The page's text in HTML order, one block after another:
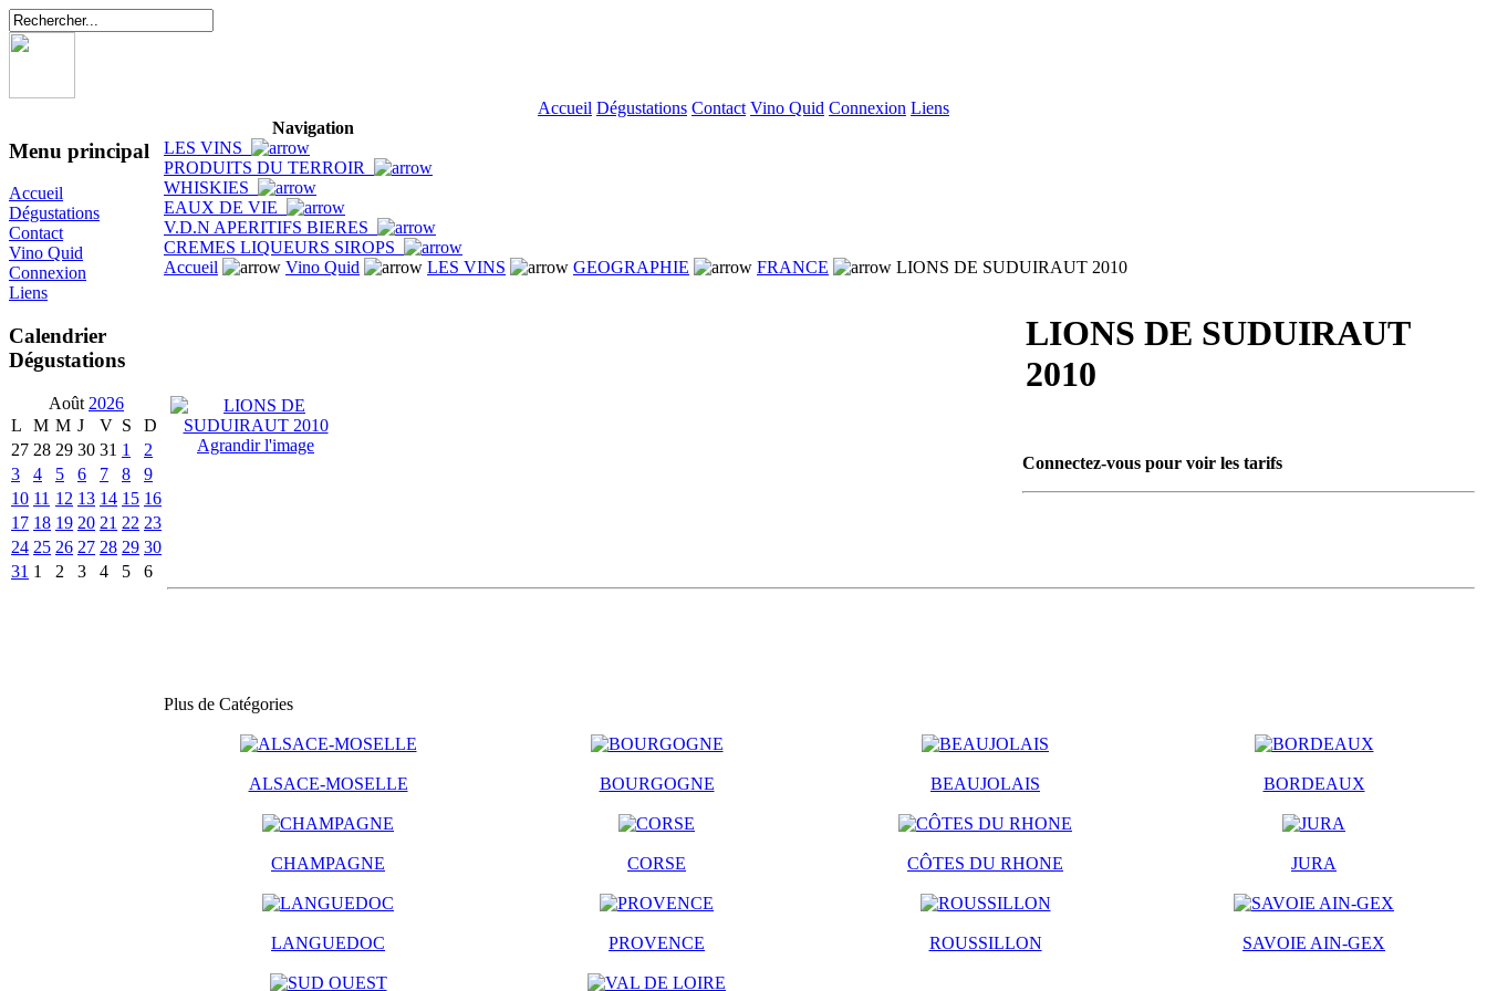
Accueil Dégustations Contact Vino Quid Connexion Liens
Menu principal
Accueil
Dégustations
Contact
Vino Quid
Connexion
Liens
Calendrier
Dégustations
Août 2026
L
M M J V S
D
27 28 29 30 31 1
2
3
4 5 6 7 8
9
10 11 12 13 14 15 16
17 18 19 20 21 22 23
24 25 26 27 28 29 30
31 1 2 3 4 5 6
Navigation
LES VINS
PRODUITS DU TERROIR
WHISKIES
EAUX DE VIE
V.D.N APERITIFS BIERES
CREMES LIQUEURS SIROPS
Accueil
Vino Quid LES VINS GEOGRAPHIE FRANCE LIONS DE SUDUIRAUT 2010
Agrandir l'image
LIONS DE SUDUIRAUT
2010
Connectez-vous pour voir les tarifs
Plus de Catégories
ALSACE-MOSELLE BOURGOGNE BEAUJOLAIS BORDEAUX
CHAMPAGNE CORSE CÔTES DU RHONE JURA
LANGUEDOC PROVENCE ROUSSILLON SAVOIE AIN-GEX